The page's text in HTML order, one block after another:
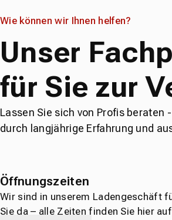
Wie können wir Ihnen helfen?
Unser
für Sie zur
Lassen Sie sich von Profis beraten
durch langjährige Erfahrung und
Öffnungszeiten
Wir sind in unserem Ladengeschäft
Sie da – alle Zeiten finden Sie hier auf